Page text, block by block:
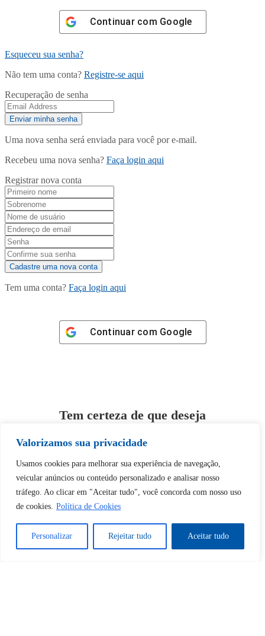
Valorizamos sua privacidade
Usamos cookies para melhorar sua experiência de navegação,
veicular anúncios ou conteúdo personalizado e analisar nosso
tráfego. Ao clicar em "Aceitar tudo", você concorda com nosso uso
de cookies. Política de Cookies
Personalizar Rejeitar tudo Aceitar tudo
Continuar com Google
Esqueceu sua senha?
Não tem uma conta? Registre-se aqui
Recuperação de senha
Uma nova senha será enviada para você por e-mail.
Recebeu uma nova senha? Faça login aqui
Registrar nova conta
Tem uma conta? Faça login aqui
Continuar com Google
Tem certeza de que deseja
Desbloquear esquerda : 0